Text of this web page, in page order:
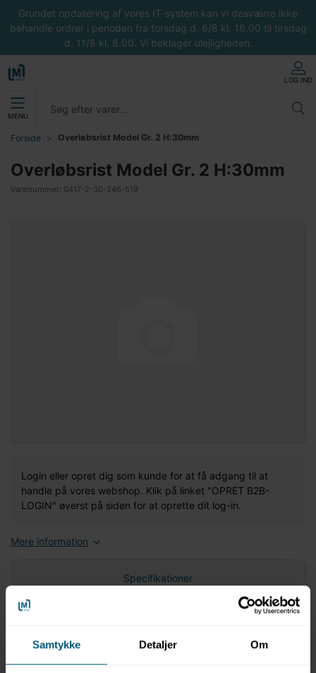
Samtykke Detaljer Om
Grundet opdatering af vores IT-system kan vi desværre ikke
behandle ordrer i perioden fra torsdag d. 6/8 kl. 16.00 til tirsdag
d. 11/8 kl. 8.00. Vi beklager ulejligheden.
LOG IND
MENU
Forside Overløbsrist Model Gr. 2 H:30mm
Overløbsrist Model Gr. 2 H:30mm
Varenummer: 0417-2-30-246-519
Login eller opret dig som kunde for at få adgang til at
handle på vores webshop. Klik på linket "OPRET B2B-
LOGIN" øverst på siden for at oprette dit log-in.
Mere information
Specifikationer
Enhed